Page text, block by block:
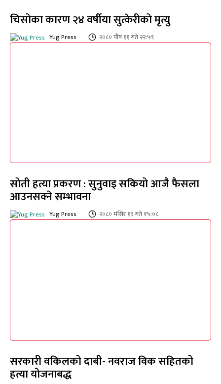
चिसोका कारण २४ वर्षीया सुत्केरीको मृत्यु
Yug Press २०८० पौष ११ गते २२:५९
सोती हत्या प्रकरण : सुनुवाइ सकियो आजै फैसला
आउनसक्ने सम्भावना
Yug Press २०८० मंसिर १९ गते १५:०८
सरकारी वकिलको दाबी- नवराज विक सहितको
हत्या योजनाबद्ध